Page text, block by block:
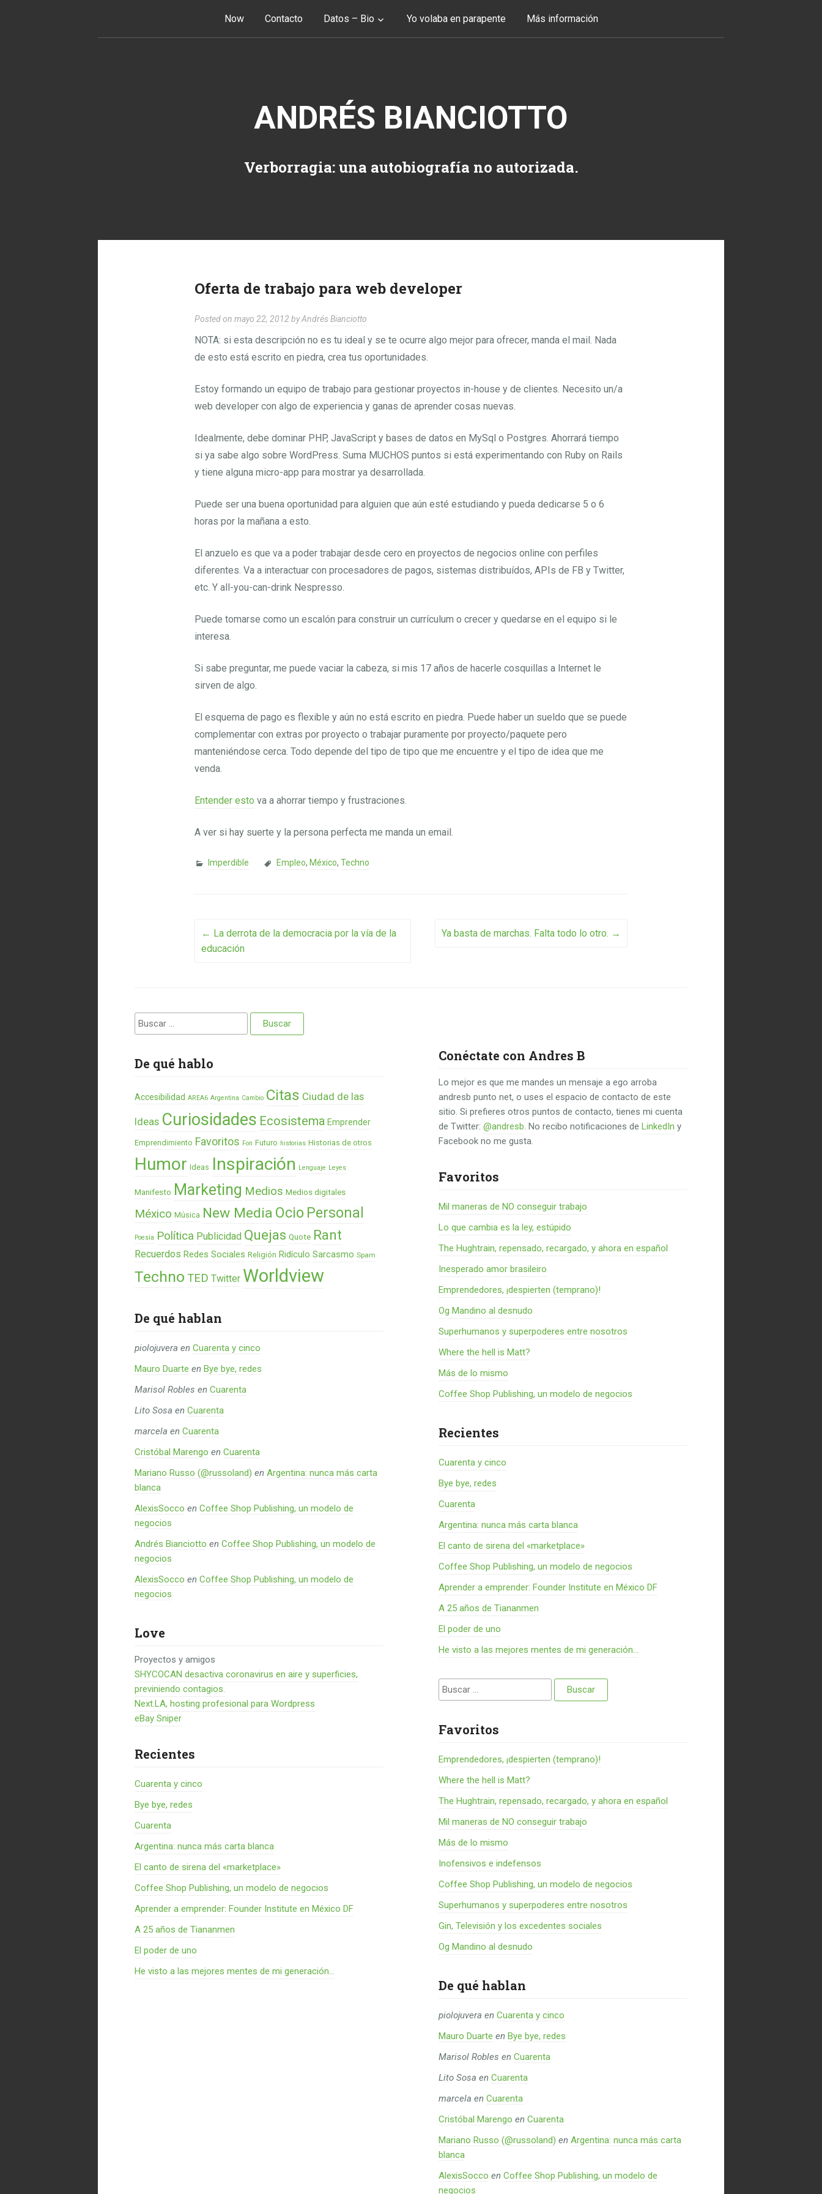
Now Contacto Datos – Bio Yo volaba en parapente Más información
ANDRÉS BIANCIOTTO
Verborragia: una autobiografía no autorizada.
Oferta de trabajo para web developer
Posted on mayo 22, 2012 byAndrés Bianciotto
NOTA: si esta descripción no es tu ideal y se te ocurre algo mejor para ofrecer, manda el mail. Nada
de esto está escrito en piedra, crea tus oportunidades.
Estoy formando un equipo de trabajo para gestionar proyectos in-house y de clientes. Necesito un/a
web developer con algo de experiencia y ganas de aprender cosas nuevas.
Idealmente, debe dominar PHP, JavaScript y bases de datos en MySql o Postgres. Ahorrará tiempo
si ya sabe algo sobre WordPress. Suma MUCHOS puntos si está experimentando con Ruby on Rails
y tiene alguna micro-app para mostrar ya desarrollada.
Puede ser una buena oportunidad para alguien que aún esté estudiando y pueda dedicarse 5 o 6
horas por la mañana a esto.
El anzuelo es que va a poder trabajar desde cero en proyectos de negocios online con perfiles
diferentes. Va a interactuar con procesadores de pagos, sistemas distribuídos, APIs de FB y Twitter,
etc. Y all-you-can-drink Nespresso.
Puede tomarse como un escalón para construir un currículum o crecer y quedarse en el equipo si le
interesa.
Si sabe preguntar, me puede vaciar la cabeza, si mis 17 años de hacerle cosquillas a Internet le
sirven de algo.
El esquema de pago es flexible y aún no está escrito en piedra. Puede haber un sueldo que se puede
complementar con extras por proyecto o trabajar puramente por proyecto/paquete pero
manteniéndose cerca. Todo depende del tipo de tipo que me encuentre y el tipo de idea que me
venda.
Entender esto va a ahorrar tiempo y frustraciones.
A ver si hay suerte y la persona perfecta me manda un email.
Imperdible Empleo, México, Techno
Post navigation
← La derrota de la democracia por la vía de la
educación
Ya basta de marchas. Falta todo lo otro. →
Buscar:
De qué hablo
Accesibilidad AREA6 Argentina Cambio Citas Ciudad de las
Ideas Curiosidades Ecosistema Emprender
Emprendimiento Favoritos Fon Futuro historias Historias de otros
Humor Ideas Inspiración Lenguaje Leyes
Manifesto Marketing Medios Medios digitales
México Música New Media Ocio Personal
Poesía Política Publicidad Quejas Quote Rant
Recuerdos Redes Sociales Religión Ridículo Sarcasmo Spam
Techno TED Twitter Worldview
De qué hablan
piolojuvera en Cuarenta y cinco
Mauro Duarte en Bye bye, redes
Marisol Robles en Cuarenta
Lito Sosa en Cuarenta
marcela en Cuarenta
Cristóbal Marengo en Cuarenta
Mariano Russo (@russoland) en Argentina: nunca más carta
blanca
AlexisSocco en Coffee Shop Publishing, un modelo de
negocios
Andrés Bianciotto en Coffee Shop Publishing, un modelo de
negocios
AlexisSocco en Coffee Shop Publishing, un modelo de
negocios
Love
Proyectos y amigos
SHYCOCAN desactiva coronavirus en aire y superficies,
previniendo contagios.
Next.LA, hosting profesional para Wordpress
eBay Sniper
Recientes
Cuarenta y cinco
Bye bye, redes
Cuarenta
Argentina: nunca más carta blanca
El canto de sirena del «marketplace»
Coffee Shop Publishing, un modelo de negocios
Aprender a emprender: Founder Institute en México DF
A 25 años de Tiananmen
El poder de uno
He visto a las mejores mentes de mi generación…
Conéctate con Andres B
Lo mejor es que me mandes un mensaje a ego arroba
andresb punto net, o uses el espacio de contacto de este
sitio. Si prefieres otros puntos de contacto, tienes mi cuenta
de Twitter:@andresb. No recibo notificaciones deLinkedIn y
Facebook no me gusta.
Favoritos
Mil maneras de NO conseguir trabajo
Lo que cambia es la ley, estúpido
The Hughtrain, repensado, recargado, y ahora en español
Inesperado amor brasileiro
Emprendedores, ¡despierten (temprano)!
Og Mandino al desnudo
Superhumanos y superpoderes entre nosotros
Where the hell is Matt?
Más de lo mismo
Coffee Shop Publishing, un modelo de negocios
Recientes
Cuarenta y cinco
Bye bye, redes
Cuarenta
Argentina: nunca más carta blanca
El canto de sirena del «marketplace»
Coffee Shop Publishing, un modelo de negocios
Aprender a emprender: Founder Institute en México DF
A 25 años de Tiananmen
El poder de uno
He visto a las mejores mentes de mi generación…
Buscar:
Favoritos
Emprendedores, ¡despierten (temprano)!
Where the hell is Matt?
The Hughtrain, repensado, recargado, y ahora en español
Mil maneras de NO conseguir trabajo
Más de lo mismo
Inofensivos e indefensos
Coffee Shop Publishing, un modelo de negocios
Superhumanos y superpoderes entre nosotros
Gin, Televisión y los excedentes sociales
Og Mandino al desnudo
De qué hablan
piolojuvera enCuarenta y cinco
Mauro Duarte enBye bye, redes
Marisol Robles enCuarenta
Lito Sosa enCuarenta
marcela enCuarenta
Cristóbal Marengo enCuarenta
Mariano Russo (@russoland) enArgentina: nunca más carta
blanca
AlexisSocco enCoffee Shop Publishing, un modelo de
negocios